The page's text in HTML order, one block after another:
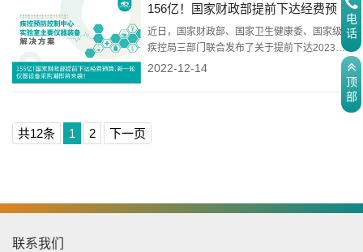
部 税务总局关于研发机构采购设备增值税政策
41号...
156亿！国家财政部提前下达经费预
算，新一轮仪器设备采购潮即将来
袭！
近日，国家财政部、国家卫生健康委、国家级
疾控局三部门联合发布了关于提前下达2023年
重大传染病防控经费预算的通知，此次下达经
就意味...
2022-12-14
共12条 1 2 下一页
联系我们
电
话
顶
部